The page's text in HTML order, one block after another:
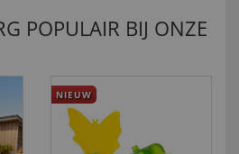
POPULAIR BIJ ONZE
NIEUW